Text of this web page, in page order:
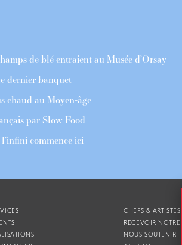
de blé entraient au Musée d’Orsay
dernier banquet
chaud au Moyen-âge
par Slow Food
commence ici
CHEFS & ARTISTES
RECEVOIR NOTRE
NOUS SOUTENIR